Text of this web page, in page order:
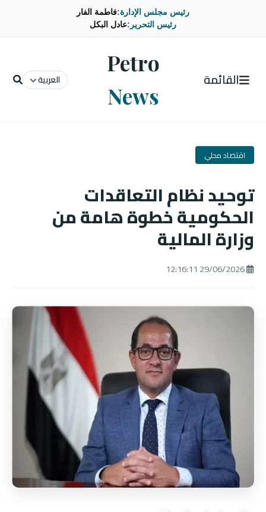
رئيس مجلس الإدارة:فاطمة الفار
رئيس التحرير:عادل البكل
القائمة
Petro
News
العربية
اقتصاد محلي
توحيد نظام التعاقدات
الحكومية خطوة هامة من
وزارة المالية